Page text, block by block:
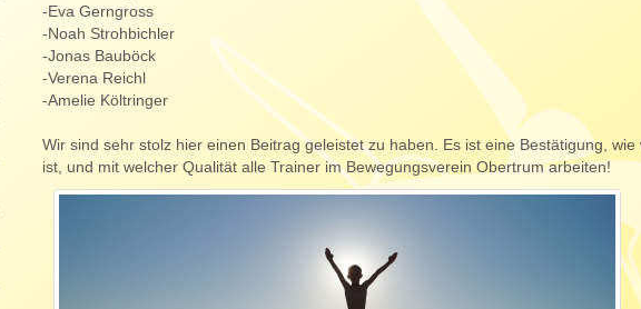
-Eva Gerngross
-Noah Strohbichler
-Jonas Bauböck
-Verena Reichl
-Amelie Költringer
Wir sind sehr stolz hier einen Beitrag geleistet zu haben. Es ist eine Bestätigung,
ist, und mit welcher Qualität alle Trainer im Bewegungsverein Obertrum arbeiten!